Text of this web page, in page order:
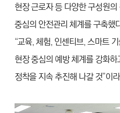
현장 근로자 등 다양한 구성원
중심의 안전관리 체계를 구축했
“교육, 체험, 인센티브, 스마트
현장 중심의 예방 체계를 강화
정착을 지속 추진해 나갈 것”이